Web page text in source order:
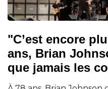
"C’est encore
ans, Brian
que jamais les